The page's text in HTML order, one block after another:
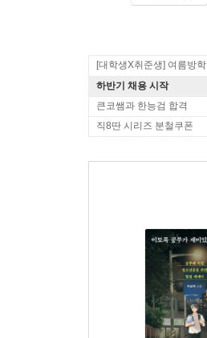
[대학생X취준생] 여름방학
하반기 채용 시작
큰코쌤과 한능검 합격
직8딴 시리즈 분철쿠폰